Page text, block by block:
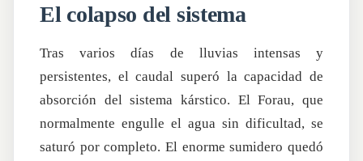
El colapso del sistema
Tras varios días de lluvias intensas y
persistentes, el caudal superó la capacidad de
absorción del sistema kárstico. El Forau, que
normalmente engulle el agua sin dificultad, se
saturó por completo. El enorme sumidero quedó